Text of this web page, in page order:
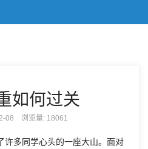
如何过关
08 浏览量: 18061
许多同学心头的一座大山。面对